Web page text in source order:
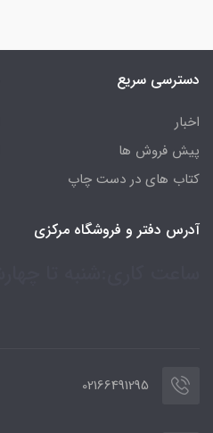
دسترسی سریع
اخبار
پیش فروش ها
کتاب های در دست چاپ
آدرس دفتر و فروشگاه مرکزی
02166491295